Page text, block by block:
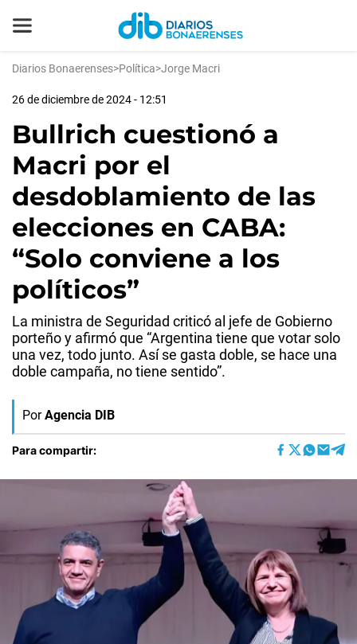
Diarios Bonaerenses>Política>Jorge Macri
26 de diciembre de 2024 - 12:51
Bullrich cuestionó a
Macri por el
desdoblamiento de las
elecciones en CABA:
“Solo conviene a los
políticos”
La ministra de Seguridad criticó al jefe de Gobierno
porteño y afirmó que “Argentina tiene que votar solo
una vez, todo junto. Así se gasta doble, se hace una
doble campaña, no tiene sentido”.
Por Agencia DIB
Para compartir: